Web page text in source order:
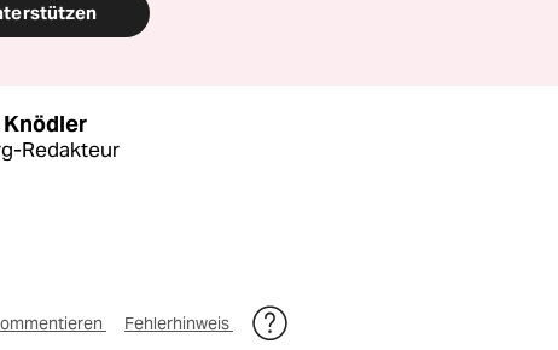
Redakteur
Fehlerhinweis